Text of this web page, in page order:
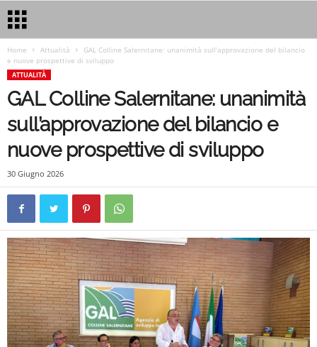
Home Attualità
GAL Colline Salernitane: unanimità sull’approvazione del bilancio
e nuove prospettive di sviluppo
ATTUALITÀ
GAL Colline Salernitane: unanimità
sull’approvazione del bilancio e
nuove prospettive di sviluppo
30 Giugno 2026